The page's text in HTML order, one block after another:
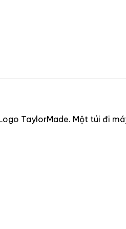
TaylorMade. Một túi đi